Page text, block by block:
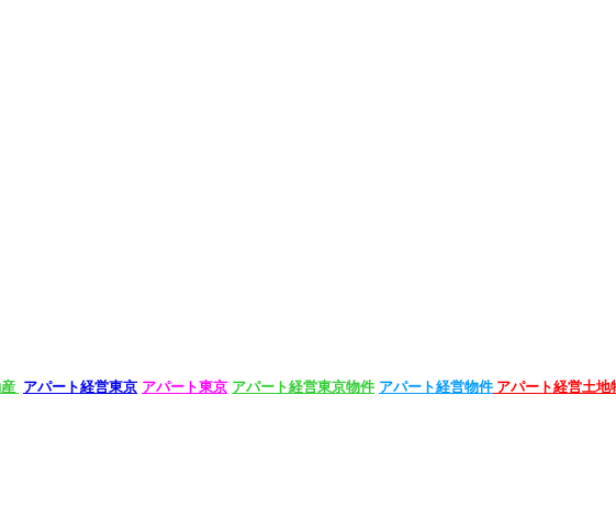
アパート経営東京 アパート東京 アパート経営東京物件 アパート経営物件 アパート経営土地